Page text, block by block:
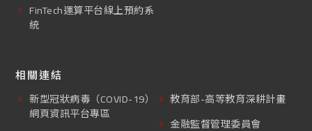
FinTech運算平台線上預約系
統
相關連結
新型冠狀病毒（COVID-19）
網頁資訊平台專區
教育部-高等教育深耕計畫
金融監督管理委員會